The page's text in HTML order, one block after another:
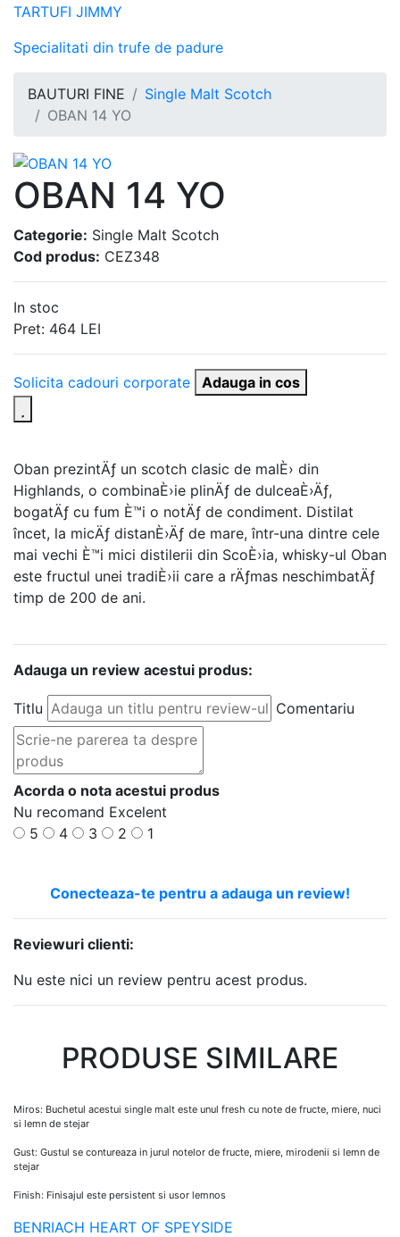
TARTUFI JIMMY
Specialitati din trufe de padure
BAUTURI FINE
Single Malt Scotch
OBAN 14 YO
OBAN 14 YO
Categorie: Single Malt Scotch
Cod produs: CEZ348
In stoc
Pret: 464 LEI
Solicita cadouri corporate Adauga in cos
Oban prezintÄƒ un scotch clasic de malÈ› din
Highlands, o combinaÈ›ie plinÄƒ de dulceaÈ›Äƒ,
bogatÄƒ cu fum È™i o notÄƒ de condiment. Distilat
încet, la micÄƒ distanÈ›Äƒ de mare, într-una dintre cele
mai vechi È™i mici distilerii din ScoÈ›ia, whisky-ul Oban
este fructul unei tradiÈ›ii care a rÄƒmas neschimbatÄƒ
timp de 200 de ani.
Adauga un review acestui produs:
Titlu Comentariu
Acorda o nota acestui produs
Nu recomand Excelent
5
4 3 2 1
Conecteaza-te pentru a adauga un review!
Reviewuri clienti:
Nu este nici un review pentru acest produs.
PRODUSE SIMILARE
Miros: Buchetul acestui single malt este unul fresh cu note de fructe, miere, nuci
si lemn de stejar
Gust: Gustul se contureaza in jurul notelor de fructe, miere, mirodenii si lemn de
stejar
Finish: Finisajul este persistent si usor lemnos
BENRIACH HEART OF SPEYSIDE